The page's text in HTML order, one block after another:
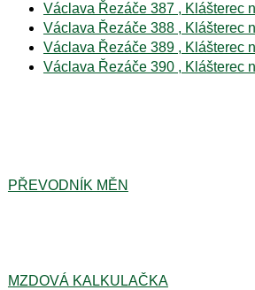
Václava Řezáče 387 , Klášterec
Václava Řezáče 388 , Klášterec
Václava Řezáče 389 , Klášterec
Václava Řezáče 390 , Klášterec
PŘEVODNÍK MĚN
MZDOVÁ KALKULAČKA